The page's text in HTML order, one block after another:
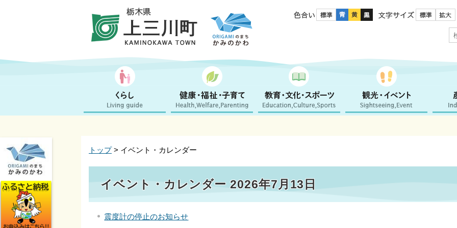
色合い 文字サイズ
トップ> イベント・カレンダー
イベント・カレンダー 2026年7月13日
震度計の停止のお知らせ